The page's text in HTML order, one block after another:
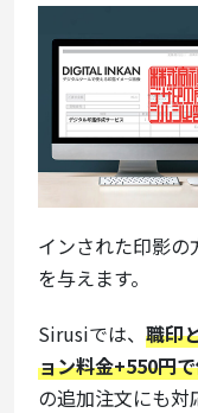
インされた印影
を与えます。
Sirusiでは、 職印
ョン料金+550円
の追加注文にも対